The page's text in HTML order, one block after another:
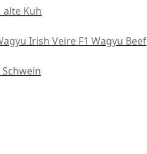
alte Kuh
Irish Veire F1 Wagyu Beef